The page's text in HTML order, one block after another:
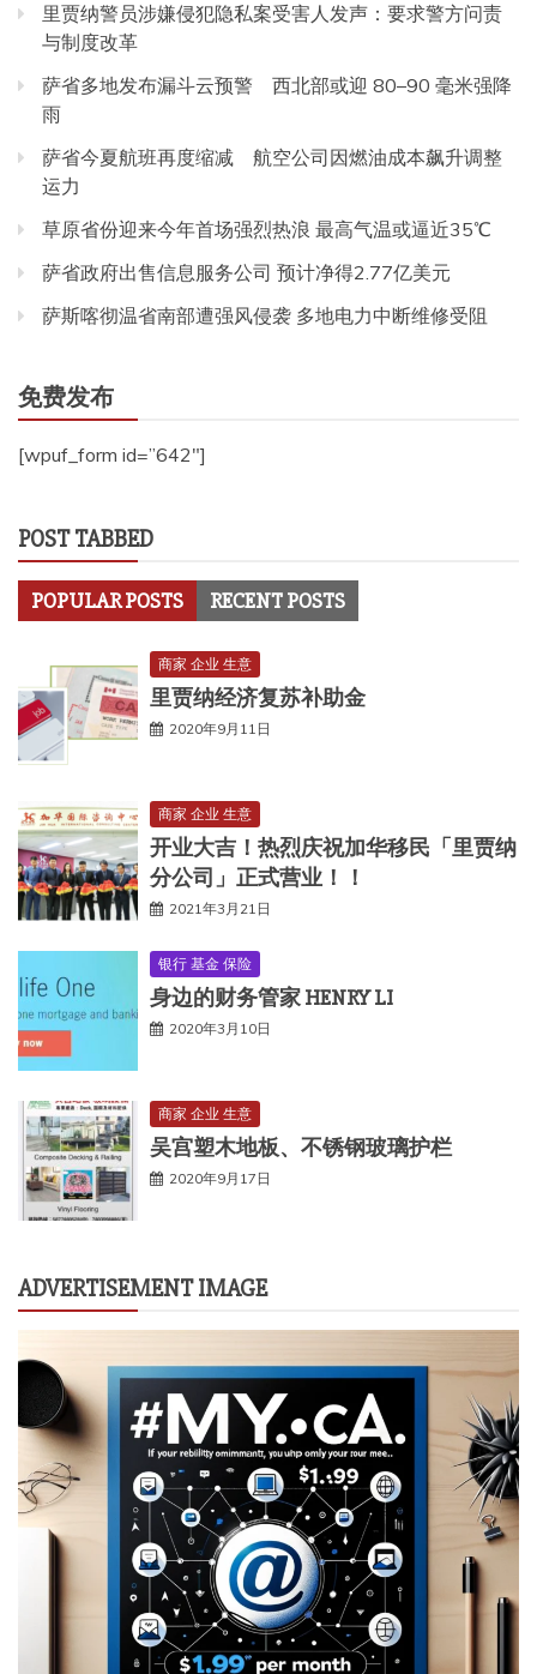
里贾纳警员涉嫌侵犯隐私案受害人发声：要求警方问责
与制度改革
萨省多地发布漏斗云预警 西北部或迎 80–90 毫米强降
雨
萨省今夏航班再度缩减 航空公司因燃油成本飙升调整
运力
草原省份迎来今年首场强烈热浪 最高气温或逼近35℃
萨省政府出售信息服务公司 预计净得2.77亿美元
萨斯喀彻温省南部遭强风侵袭 多地电力中断维修受阻
免费发布
[wpuf_form id=”642″]
POST TABBED
POPULAR POSTS RECENT POSTS
商家 企业 生意
里贾纳经济复苏补助金
2020年9月11日
商家 企业 生意
开业大吉！热烈庆祝加华移民「里贾纳
分公司」正式营业！！
2021年3月21日
银行 基金 保险
身边的财务管家 HENRY LI
2020年3月10日
商家 企业 生意
吴宫塑木地板、不锈钢玻璃护栏
2020年9月17日
ADVERTISEMENT IMAGE